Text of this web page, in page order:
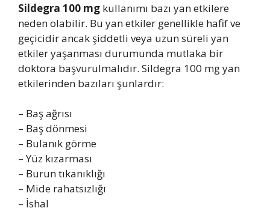
Sildegra 100 mg kullanımı bazı yan etkilere
neden olabilir. Bu yan etkiler genellikle hafif ve
geçicidir ancak şiddetli veya uzun süreli yan
etkiler yaşanması durumunda mutlaka bir
doktora başvurulmalıdır. Sildegra 100 mg yan
etkilerinden bazıları şunlardır:
– Baş ağrısı
– Baş dönmesi
– Bulanık görme
– Yüz kızarması
– Burun tıkanıklığı
– Mide rahatsızlığı
– İshal